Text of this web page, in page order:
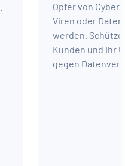
Opfer von
Viren oder
werden.
Kunden und Ihr
gegen